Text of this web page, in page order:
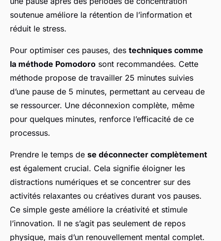
soutenue améliore la rétention de l’information et
réduit le stress.
Pour optimiser ces pauses, des techniques comme
la méthode Pomodoro sont recommandées. Cette
méthode propose de travailler 25 minutes suivies
d’une pause de 5 minutes, permettant au cerveau de
se ressourcer. Une déconnexion complète, même
pour quelques minutes, renforce l’efficacité de ce
processus.
Prendre le temps de se déconnecter complètement
est également crucial. Cela signifie éloigner les
distractions numériques et se concentrer sur des
activités relaxantes ou créatives durant vos pauses.
Ce simple geste améliore la créativité et stimule
l’innovation. Il ne s’agit pas seulement de repos
physique, mais d’un renouvellement mental complet.